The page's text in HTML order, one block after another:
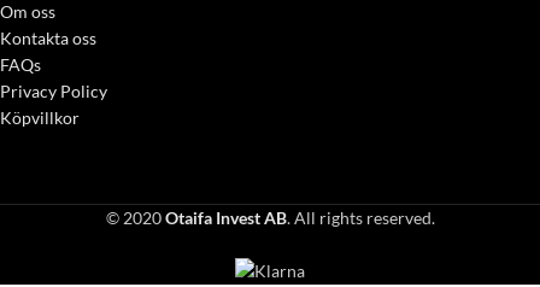
Om oss
Kontakta oss
FAQs
Privacy Policy
Köpvillkor
© 2020Otaifa Invest AB. All rights reserved.